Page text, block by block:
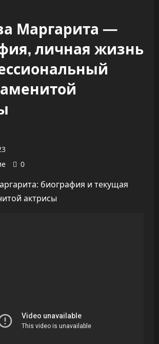
Маргарита —
личная жизнь
0